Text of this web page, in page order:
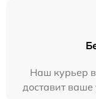
Наш курьер
доставит ваше